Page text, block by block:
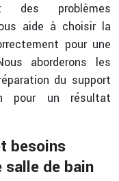
des problèmes
aide à choisir la
pour une
aborderons les
du support
pour un résultat
besoins
de bain